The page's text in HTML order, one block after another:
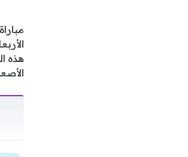
هذه